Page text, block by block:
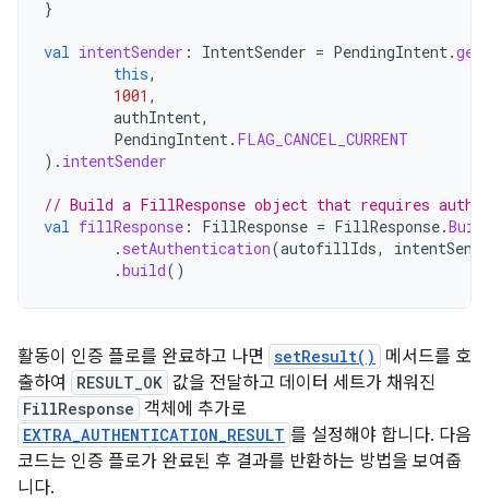
}
val intentSender : IntentSender = PendingIntent.
this,
1001 ,
authIntent,
PendingIntent. FLAG_CANCEL_CURRENT
). intentSender
// Build a FillResponse object that requires
val fillResponse : FillResponse = FillResponse.
. setAuthentication(autofillIds,
.build()
활동이 인증 플로를 완료하고 나면 setResult()
메서드를 호
출하여
RESULT_OK 값을 전달하고 데이터 세트가 채워진
FillResponse 객체에 추가로
EXTRA_AUTHENTICATION_RESULT 를 설정해야 합니다. 다음
코드는 인증 플로가 완료된 후 결과를 반환하는 방법을 보여줍
니다.